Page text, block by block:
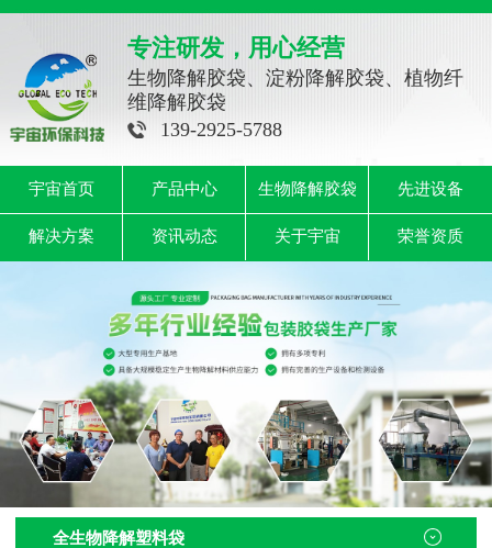
专注研发，用心经营
生物降解胶袋、淀粉降解胶袋、植物纤
维降解胶袋
139-2925-5788
宇宙首页 产品中心 生物降解胶袋 先进设备
解决方案 资讯动态 关于宇宙 荣誉资质
全生物降解塑料袋